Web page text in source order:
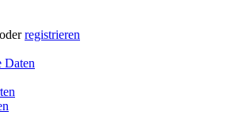
oderregistrieren
Daten